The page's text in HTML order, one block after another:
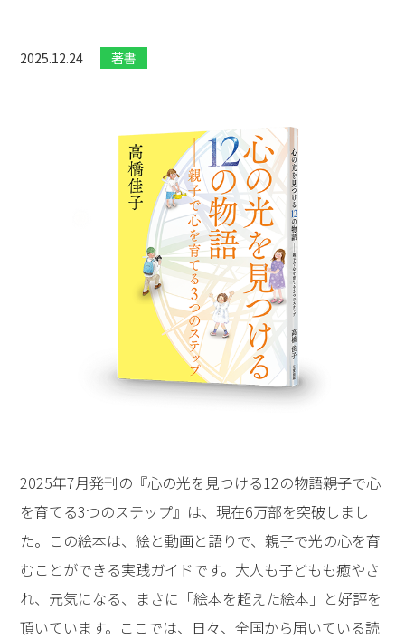
2025.12.24 著書
2025年7月発刊の『心の光を見つける12の物語――親子で心
を育てる3つのステップ』は、現在6万部を突破しまし
た。この絵本は、絵と動画と語りで、親子で光の心を育
むことができる実践ガイドです。大人も子どもも癒やさ
れ、元気になる、まさに「絵本を超えた絵本」と好評を
頂いています。ここでは、日々、全国から届いている読